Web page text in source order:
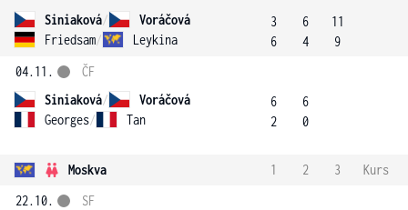
Siniaková/
Voráčová
Friedsam/ Leykina
3
6
6
4
11
9
04.11.
Siniaková/
Voráčová
Georges/ Tan
ČF
6
2
6
0
Moskva 1 2 3
Kurs
22.10.
SF